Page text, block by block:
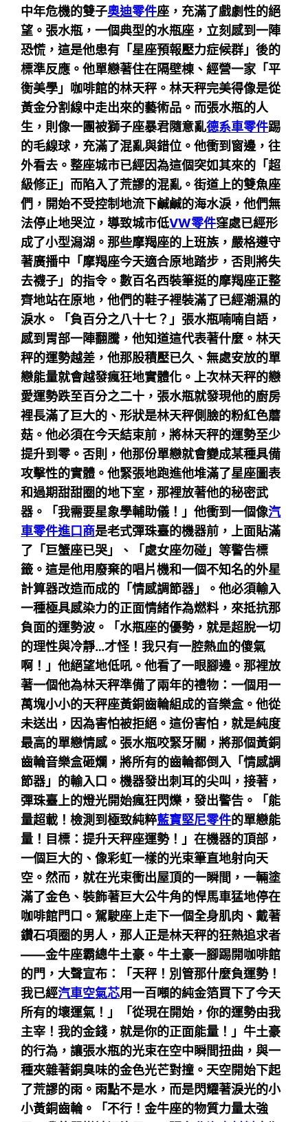
中年危機的雙子奧迪零件座，充滿了戲劇性的絕
望。張水瓶，一個典型的水瓶座，立刻感到一陣
恐慌，這是他患有「星座預報壓力症候群」後的
標準反應。他單戀著住在隔壁棟、經營一家「平
衡美學」咖啡館的林天秤。林天秤完美得像是從
黃金分割線中走出來的藝術品。而張水瓶的人
生，則像一團被獅子座暴君隨意亂德系車零件踢
的毛線球，充滿了混亂與錯位。他衝到窗邊，往
外看去。整座城市已經因為這個突如其來的「超
級修正」而陷入了荒謬的混亂。街道上的雙魚座
們，開始不受控制地流下鹹鹹的海水淚，他們無
法停止地哭泣，導致城市低VW零件窪處已經形
成了小型潟湖。那些摩羯座的上班族，嚴格遵守
著廣播中「摩羯座今天適合原地踏步，否則將失
去襪子」的指令。數百名西裝筆挺的摩羯座正整
齊地站在原地，他們的鞋子裡裝滿了已經潮濕的
淚水。「負百分之八十七？」張水瓶喃喃自語，
感到胃部一陣翻騰，他知道這代表著什麼。林天
秤的運勢越差，他那股積壓已久、無處安放的單
戀能量就會越發瘋狂地實體化。上次林天秤的戀
愛運勢跌至百分之二十，張水瓶就發現他的廚房
裡長滿了巨大的、形狀是林天秤側臉的粉紅色蘑
菇。他必須在今天結束前，將林天秤的運勢至少
提升到零。否則，他那份單戀就會變成某種具備
攻擊性的實體。他緊張地跑進他堆滿了星座圖表
和過期甜甜圈的地下室，那裡放著他的秘密武
器。「我需要星象學輔助儀！」他衝到一個像汽
車零件進口商是老式彈珠臺的機器前，上面貼滿
了「巨蟹座已哭」、「處女座勿碰」等警告標
籤。這是他用廢棄的唱片機和一個不知名的外星
計算器改造而成的「情感調節器」。他必須輸入
一種極具感染力的正面情緒作為燃料，來抵抗那
負面的運勢波。「水瓶座的優勢，就是超脫一切
的理性與冷靜…才怪！我只有一腔熱血的傻氣
啊！」他絕望地低吼。他看了一眼腳邊。那裡放
著一個他為林天秤準備了兩年的禮物：一個用一
萬塊小小的天秤座黃銅齒輪組成的音樂盒。他從
未送出，因為害怕被拒絕。這份害怕，就是純度
最高的單戀情感。張水瓶咬緊牙關，將那個黃銅
齒輪音樂盒砸爛，將所有的齒輪都倒入「情感調
節器」的輸入口。機器發出刺耳的尖叫，接著，
彈珠臺上的燈光開始瘋狂閃爍，發出警告。「能
量超載！檢測到極致純粹藍寶堅尼零件的單戀能
量！目標：提升天秤座運勢！」在機器的頂部，
一個巨大的、像彩虹一樣的光束筆直地射向天
空。然而，就在光束衝出屋頂的一瞬間，一輛塗
滿了金色、裝飾著巨大公牛角的悍馬車猛地停在
咖啡館門口。駕駛座上走下一個全身肌肉、戴著
鑽石項圈的男人，那人正是林天秤的狂熱追求者
——金牛座霸總牛土豪。牛土豪一腳踢開咖啡館
的門，大聲宣布：「天秤！別管那什麼負運勢！
我已經汽車空氣芯用一百噸的純金箔買下了今天
所有的壞運氣！」「從現在開始，你的運勢由我
主宰！我的金錢，就是你的正面能量！」牛土豪
的行為，讓張水瓶的光束在空中瞬間扭曲，與一
種夾雜著銅臭味的金色光芒對撞。天空開始下起
了荒謬的雨。雨點不是水，而是閃耀著淚光的小
小黃銅齒輪。「不行！金牛座的物質力量太強